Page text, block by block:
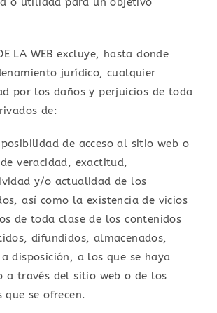
DE LA WEB excluye, hasta donde
jurídico, cualquier
por los daños y perjuicios de toda
de:
de acceso al sitio web o
veracidad, exactitud,
y/o actualidad de los
así como la existencia de vicios
de toda clase de los contenidos
difundidos, almacenados,
disposición, a los que se haya
a través del sitio web o de los
que se ofrecen.